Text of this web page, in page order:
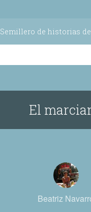
Semillero de historias
El
Beatriz